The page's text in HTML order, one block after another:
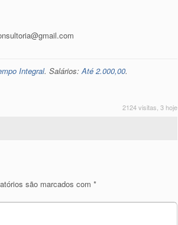
Integral. Salários:Até 2.000,00.
2124 visitas, 3 hoje
são marcados com *